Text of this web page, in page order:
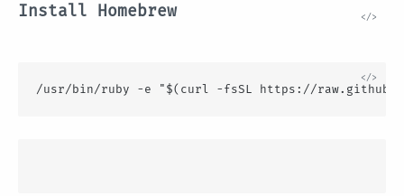
Install Homebrew
/usr/bin/ruby -e "$(curl -fsSL https://